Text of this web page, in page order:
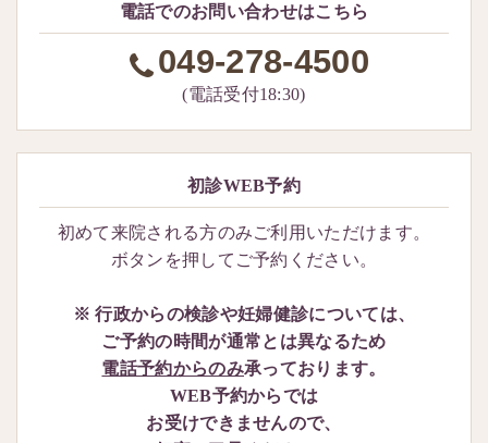
電話でのお問い合わせはこちら
049-278-4500
(電話受付18:30)
初診WEB予約
初めて来院される方のみご利用いただけます。
ボタンを押してご予約ください。
※ 行政からの検診や妊婦健診については、
ご予約の時間が通常とは異なるため
電話予約からのみ承っております。
WEB予約からでは
お受けできませんので、